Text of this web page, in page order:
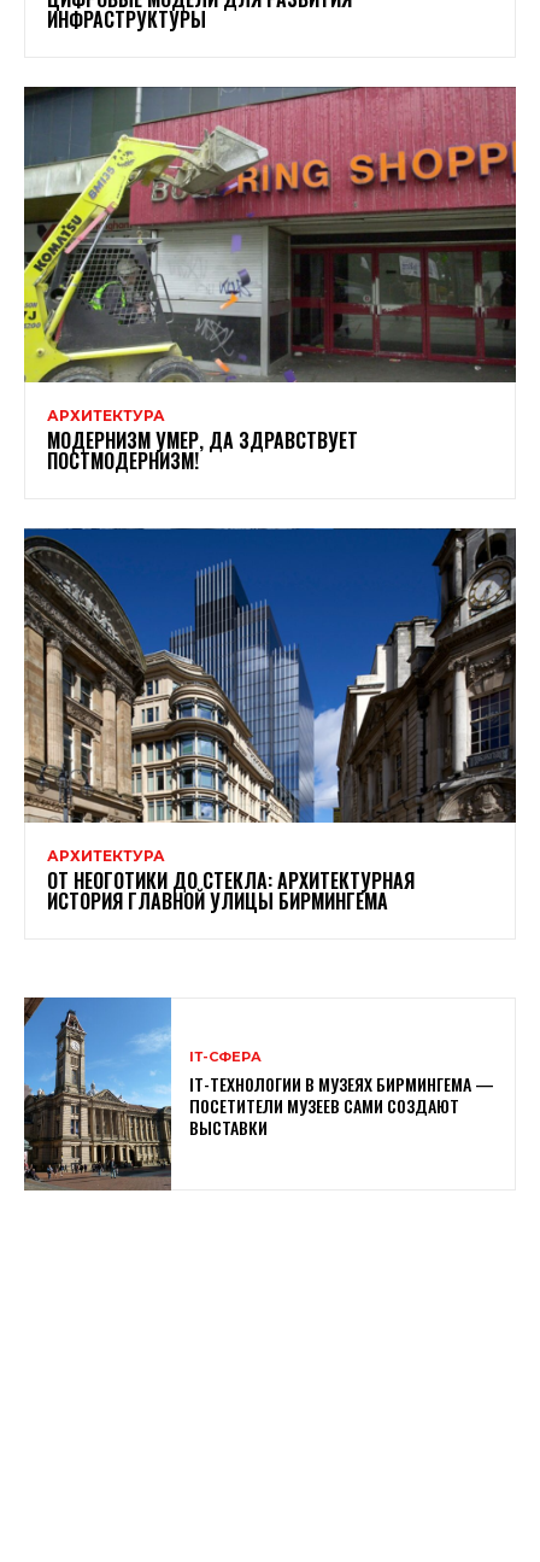
ИНФРАСТРУКТУРЫ
АРХИТЕКТУРА
МОДЕРНИЗМ УМЕР, ДА ЗДРАВСТВУЕТ
ПОСТМОДЕРНИЗМ!
АРХИТЕКТУРА
ОТ НЕОГОТИКИ ДО СТЕКЛА: АРХИТЕКТУРНАЯ
ИСТОРИЯ ГЛАВНОЙ УЛИЦЫ БИРМИНГЕМА
ІТ-СФЕРА
IT-ТЕХНОЛОГИИ В МУЗЕЯХ БИРМИНГЕМА —
ПОСЕТИТЕЛИ МУЗЕЕВ САМИ СОЗДАЮТ
ВЫСТАВКИ